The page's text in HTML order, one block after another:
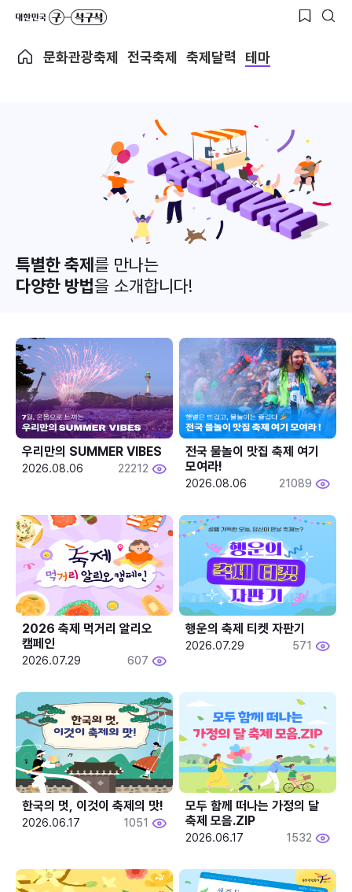
문화관광축제 전국축제 축제달력 테마
특별한 축제를 만나는
다양한 방법을 소개합니다!
우리만의 SUMMER VIBES
2026.08.06 22212
전국 물놀이 맛집 축제 여기
모여라!
2026.08.06 21089
2026 축제 먹거리 알리오
캠페인
2026.07.29 607
행운의 축제 티켓 자판기
2026.07.29 571
한국의 멋, 이것이 축제의 맛!
2026.06.17 1051
모두 함께 떠나는 가정의 달
축제 모음.ZIP
2026.06.17 1532